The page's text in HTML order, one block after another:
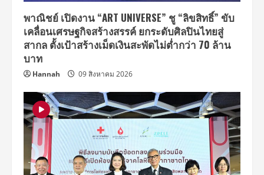
พาณิชย์ เปิดงาน “ART UNIVERSE” ชู “ลิขสิทธิ์” ขับ
เคลื่อนเศรษฐกิจสร้างสรรค์ ยกระดับศิลปินไทยสู่
สากล ตั้งเป้าสร้างเม็ดเงินสะพัดไม่ต่ำกว่า 70 ล้าน
บาท
Hannah 09 สิงหาคม 2026